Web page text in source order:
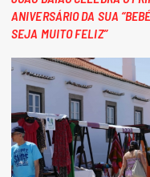
ANIVERSÁRIO DA SUA
SEJA MUITO FELIZ”